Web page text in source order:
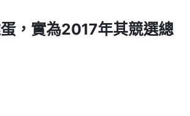
，實為2017年其競選總